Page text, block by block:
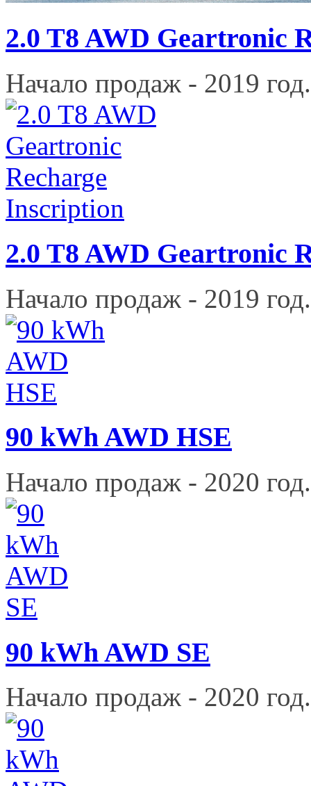
2.0 T8 AWD Geartronic
Начало продаж - 2019
2.0 T8 AWD Geartronic
Начало продаж - 2019
90 kWh AWD HSE
Начало продаж - 2020
90 kWh AWD SE
Начало продаж - 2020